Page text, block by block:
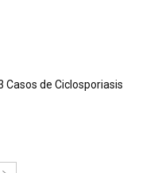
Casos de Ciclosporiasis